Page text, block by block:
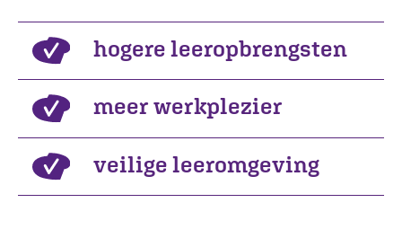
hogere leeropbrengsten
meer werkplezier
veilige leeromgeving